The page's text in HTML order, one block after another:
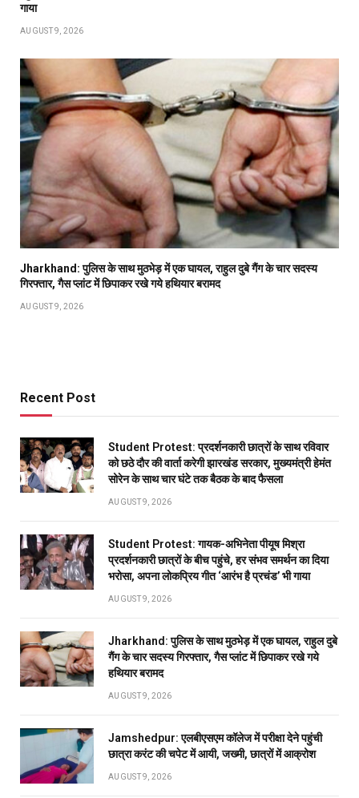
गाया
AUGUST 9, 2026
Jharkhand: पुलिस के साथ मुठभेड़ में एक घायल, राहुल दुबे गैंग के चार सदस्य
गिरफ्तार, गैस प्लांट में छिपाकर रखे गये हथियार बरामद
AUGUST 9, 2026
Recent Post
Student Protest: प्रदर्शनकारी छात्रों के साथ रविवार
को छठे दौर की वार्ता करेगी झारखंड सरकार, मुख्यमंत्री हेमंत
सोरेन के साथ चार घंटे तक बैठक के बाद फैसला
AUGUST 9, 2026
Student Protest: गायक-अभिनेता पीयूष मिश्रा
प्रदर्शनकारी छात्रों के बीच पहुंचे, हर संभव समर्थन का दिया
भरोसा, अपना लोकप्रिय गीत ‘आरंभ है प्रचंड’ भी गाया
AUGUST 9, 2026
Jharkhand: पुलिस के साथ मुठभेड़ में एक घायल, राहुल दुबे
गैंग के चार सदस्य गिरफ्तार, गैस प्लांट में छिपाकर रखे गये
हथियार बरामद
AUGUST 9, 2026
Jamshedpur: एलबीएसएम कॉलेज में परीक्षा देने पहुंची
छात्रा करंट की चपेट में आयी, जख्मी, छात्रों में आक्रोश
AUGUST 9, 2026